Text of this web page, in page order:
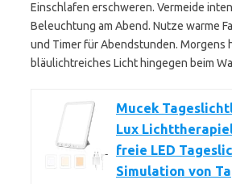
Einschlafen erschweren. Vermeide
Beleuchtung am Abend. Nutze warme
und Timer für Abendstunden. Morgens
bläulichtreiches Licht hingegen beim
Mucek
Lux
freie LED
Simulation von